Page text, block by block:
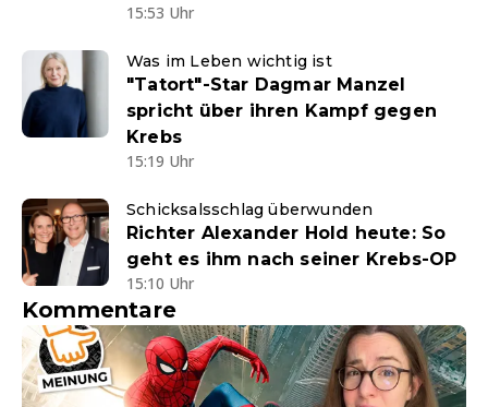
15:53 Uhr
Was im Leben wichtig ist
"Tatort"-Star Dagmar Manzel
spricht über ihren Kampf gegen
Krebs
15:19 Uhr
Schicksalsschlag überwunden
Richter Alexander Hold heute: So
geht es ihm nach seiner Krebs-OP
15:10 Uhr
Kommentare